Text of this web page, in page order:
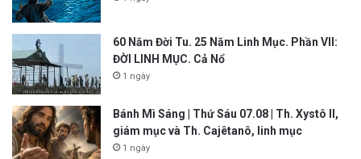
60 Năm Đời Tu. 25 Năm Linh Mục. Phần VII:
ĐỜI LINH MỤC. Cả Nổ
1 ngày
Bánh Mì Sáng | Thứ Sáu 07.08 | Th. Xystô II,
giám mục và Th. Cajêtanô, linh mục
1 ngày